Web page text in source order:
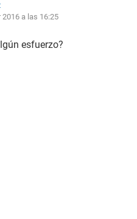
2016 a las 16:25
esfuerzo?